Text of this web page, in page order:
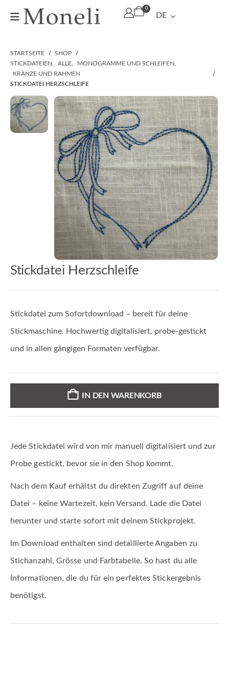
0
DE
STARTSEITE
SHOP
STICKDATEIEN
ALLE MONOGRAMME UND SCHLEIFEN
KRÄNZE UND RAHMEN
STICKDATEI HERZSCHLEIFE
Stickdatei Herzschleife
Stickdatei zum Sofortdownload – bereit für deine
Stickmaschine. Hochwertig digitalisiert, probe-gestickt
und in allen gängigen Formaten verfügbar.
IN DEN WARENKORB
Jede Stickdatei wird von mir manuell digitalisiert und zur
Probe gestickt, bevor sie in den Shop kommt.
Nach dem Kauf erhältst du direkten Zugriff auf deine
Datei – keine Wartezeit, kein Versand. Lade die Datei
herunter und starte sofort mit deinem Stickprojekt.
Im Download enthalten sind detaillierte Angaben zu
Stichanzahl, Grösse und Farbtabelle. So hast du alle
Informationen, die du für ein perfektes Stickergebnis
benötigst.